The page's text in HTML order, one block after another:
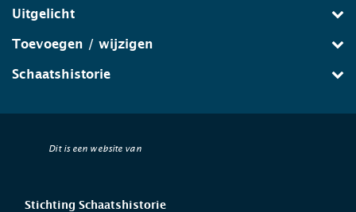
Uitgelicht
Toevoegen / wijzigen
Schaatshistorie
Dit is een website van
Stichting Schaatshistorie